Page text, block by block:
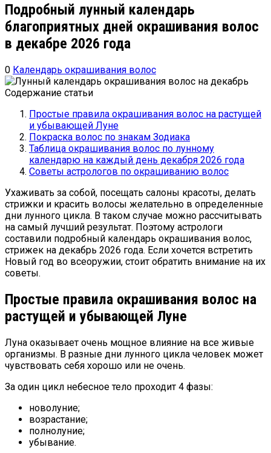
Подробный лунный календарь
благоприятных дней окрашивания волос
в декабре 2026 года
0 Календарь окрашивания волос
Содержание статьи
Простые правила окрашивания волос на растущей
и убывающей Луне
Покраска волос по знакам Зодиака
Таблица окрашивания волос по лунному
календарю на каждый день декабря 2026 года
Советы астрологов по окрашиванию волос
Ухаживать за собой, посещать салоны красоты, делать
стрижки и красить волосы желательно в определенные
дни лунного цикла. В таком случае можно рассчитывать
на самый лучший результат. Поэтому астрологи
составили подробный календарь окрашивания волос,
стрижек на декабрь 2026 года. Если хочется встретить
Новый год во всеоружии, стоит обратить внимание на их
советы.
Простые правила окрашивания волос на
растущей и убывающей Луне
Луна оказывает очень мощное влияние на все живые
организмы. В разные дни лунного цикла человек может
чувствовать себя хорошо или не очень.
За один цикл небесное тело проходит 4 фазы:
новолуние;
возрастание;
полнолуние;
убывание.